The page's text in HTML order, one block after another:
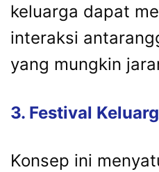
keluarga dapat
interaksi
yang mungkin
3. Festival
Konsep ini